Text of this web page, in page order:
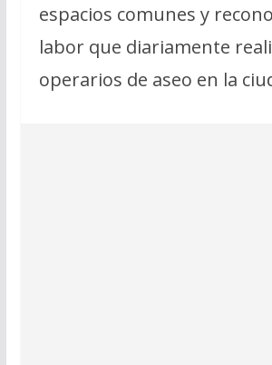
espacios comunes y
labor que diariamente
operarios de aseo en la